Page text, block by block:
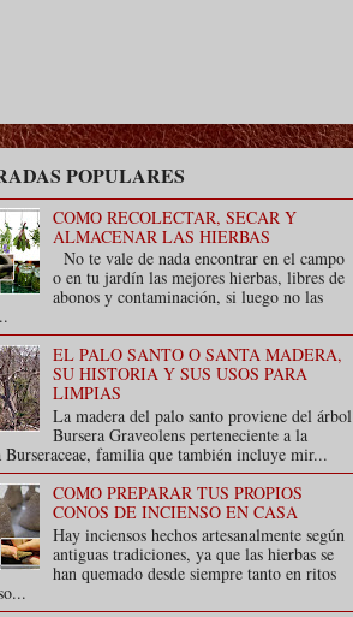
POPULARES
COMO RECOLECTAR, SECAR Y
ALMACENAR LAS HIERBAS
No te vale de nada encontrar en el campo
o en tu jardín las mejores hierbas, libres de
abonos y contaminación, si luego no las
EL PALO SANTO O SANTA MADERA,
SU HISTORIA Y SUS USOS PARA
LIMPIAS
La madera del palo santo proviene del árbol
Bursera Graveolens perteneciente a la
familia que también incluye mir...
COMO PREPARAR TUS PROPIOS
CONOS DE INCIENSO EN CASA
Hay inciensos hechos artesanalmente según
antiguas tradiciones, ya que las hierbas se
han quemado desde siempre tanto en ritos